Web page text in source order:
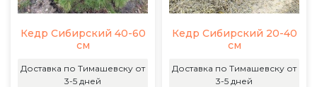
Кедр Сибирский 40-60
см
Доставка по Тимашевску от
3-5 дней
Кедр Сибирский 20-40
см
Доставка по Тимашевску от
3-5 дней